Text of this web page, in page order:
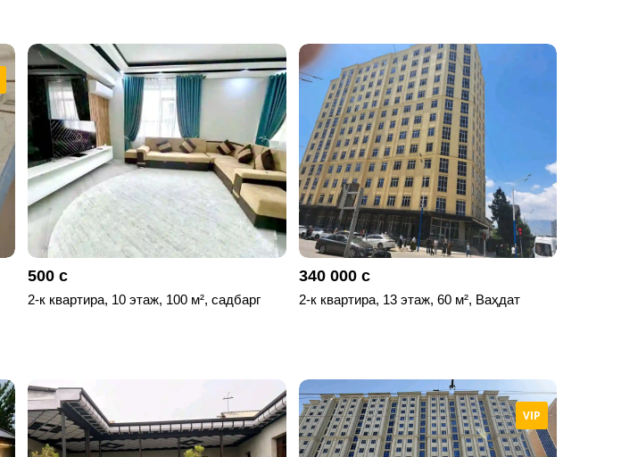
500 с
2-к квартира, 10 этаж, 100 м², садбарг
340 000 с
2-к квартира, 13 этаж, 60 м², Ваҳдат
VIP